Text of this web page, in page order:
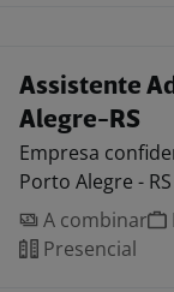
Assistente
Alegre-RS
Empresa
Porto Alegre - RS
A combinar
Presencial